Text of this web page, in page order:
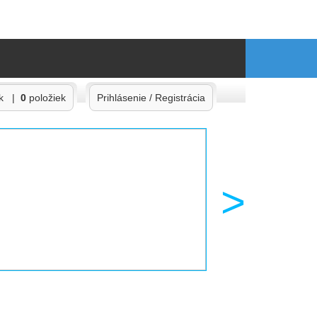
Prihlásenie / Registrácia
| 0položiek
>